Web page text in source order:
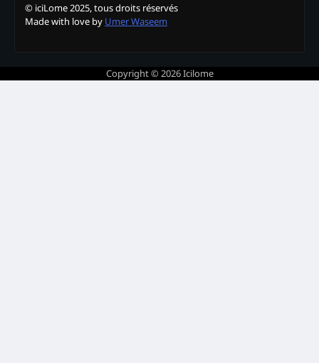
© iciLome 2025, tous droits réservés
Made with love by Umer Waseem
Copyright © 2026Icilome